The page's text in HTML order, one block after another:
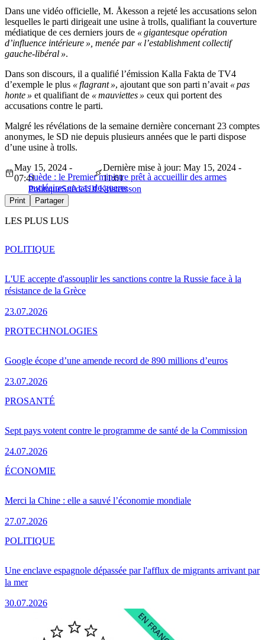
Dans une vidéo officielle, M. Åkesson a rejeté les accusations selon
lesquelles le parti dirigeait une usine à trolls, qualifiant la couverture
médiatique de ces derniers jours de « gigantesque opération
d’influence intérieure », menée par « l’establishment collectif
gauche-libéral ».
Dans son discours, il a qualifié l’émission Kalla Fakta de TV4
d’exemple le plus « flagrant », ajoutant que son parti n’avait « pas
honte » et qualifiant de « mauviettes » ceux qui portent des
accusations contre le parti.
Malgré les révélations de la semaine dernière concernant 23 comptes
anonymes, le SD nie depuis plusieurs années que le parti dispose
d’une usine à trolls.
Suède : le Premier ministre prêt à accueillir des armes
nucléaires en cas de guerre
May 15, 2024 -
07:41
Dernière mise à jour: May 15, 2024 -
11:01
PolitiqueSuèdeUlf Kristersson
Print Partager
LES PLUS LUS
L'UE accepte d'assouplir les sanctions contre la Russie face à la
résistance de la Grèce
23.07.2026
POLITIQUE
Google écope d’une amende record de 890 millions d’euros
23.07.2026
PROTECHNOLOGIES
Sept pays votent contre le programme de santé de la Commission
24.07.2026
PROSANTÉ
Merci la Chine : elle a sauvé l’économie mondiale
27.07.2026
ÉCONOMIE
Une enclave espagnole dépassée par l'afflux de migrants arrivant par
la mer
30.07.2026
POLITIQUE